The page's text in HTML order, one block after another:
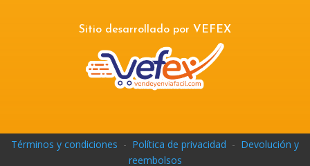
Sitio desarrollado por VEFEX
Términos y condiciones - Política de privacidad - Devolución y
reembolsos